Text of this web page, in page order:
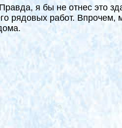
я бы не отнес это
рядовых работ. Впрочем,